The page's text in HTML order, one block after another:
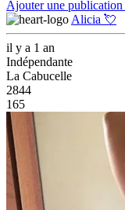
Ajouter une publication
Alicia 💘
il y a 1 an
Indépendante
La Cabucelle
2844
165